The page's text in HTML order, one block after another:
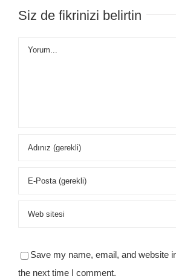
Siz de fikrinizi belirtin
Yorum
Save my name, email, and website
the next time I comment.